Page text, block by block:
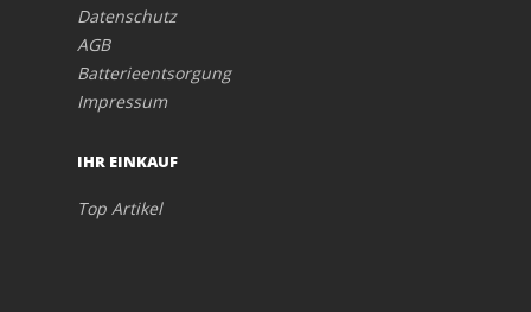
Datenschutz
AGB
Batterieentsorgung
Impressum
IHR EINKAUF
Top Artikel